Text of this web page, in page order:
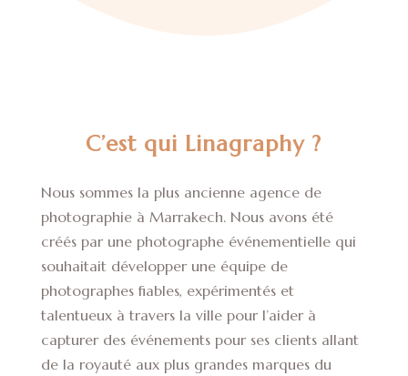
C’est qui Linagraphy ?
Nous sommes la plus ancienne agence de
photographie à Marrakech. Nous avons été
créés par une photographe événementielle qui
souhaitait développer une équipe de
photographes fiables, expérimentés et
talentueux à travers la ville pour l’aider à
capturer des événements pour ses clients allant
de la royauté aux plus grandes marques du